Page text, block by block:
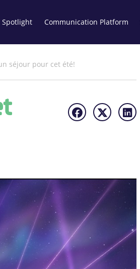
Spotlight Communication Platform
séjour pour cet été!